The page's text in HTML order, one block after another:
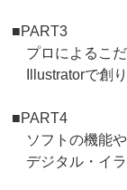
■PART3
プロによるこだ
Illustratorで創
■PART4
ソフトの機能や
デジタル・イ